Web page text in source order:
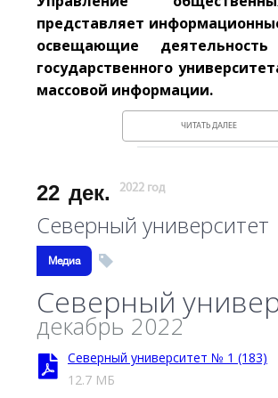
представляет
освещающие деятельность
государственного
массовой информации.
ЧИТАТЬ ДАЛЕЕ
22 дек. 2022 год
Северный университет
Медиа
Северный
декабрь 2022
Северный университет № 1 (183)
12.7 МБ